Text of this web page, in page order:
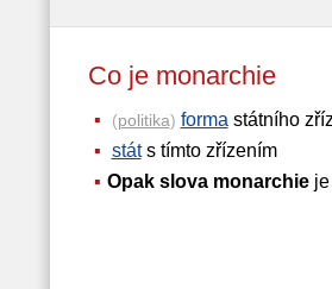
Co je monarchie
(politika) forma státního
státs tímto zřízením
Opak slova monarchieje